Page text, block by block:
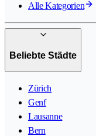
Alle Kategorien
Beliebte Städte
Zürich
Genf
Lausanne
Bern